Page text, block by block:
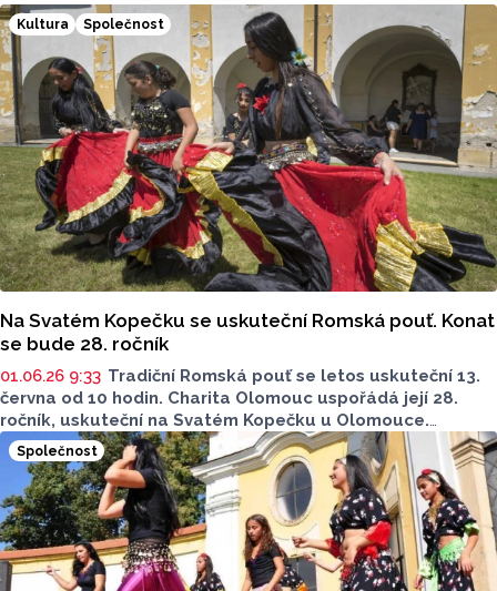
romská pouť. Mši sloužil nový pražský arcibiskup Stanislav
Přibyl. Do mše poutníci z řad mladších generací vstupovali
i divadelními scénkami. Právě atmosféra tohoto setkání
je důvodem, proč Romové na pouť míří z celé republiky
i zahraničí, řekli ČTK její účastníci.
Kultura Společnost
Na Svatém Kopečku se uskuteční Romská pouť. Konat
se bude 28. ročník
01.06.26 9:33 Tradiční Romská pouť se letos uskuteční 13.
června od 10 hodin. Charita Olomouc uspořádá její 28.
ročník, uskuteční na Svatém Kopečku u Olomouce.
Do baziliky Navštívení Panny Marie se sjedou poutníci
z celé České republiky i Slovenska. Letošním tématem
pouti je svatý František z Assisi.
Společnost